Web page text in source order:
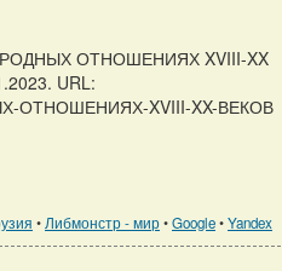
ОТНОШЕНИЯХ XVIII-XX
URL:
ОТНОШЕНИЯХ-XVIII-XX-ВЕКОВ
•Либмонстр - мир•Google•Yandex